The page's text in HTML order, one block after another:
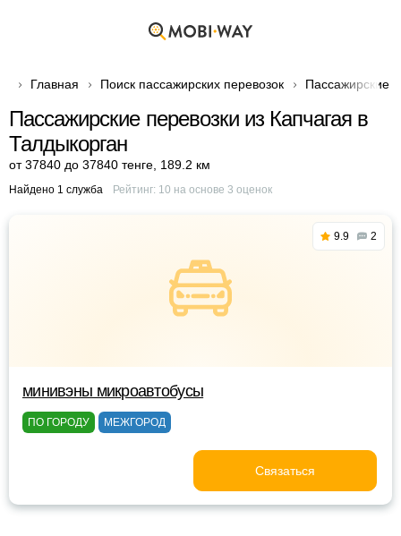
Главная Поиск пассажирских перевозок Пассажирские
Пассажирские перевозки из Капчагая в
Талдыкорган
от 37840 до 37840 тенге 189.2 км
Найдено 1 служба Рейтинг: 10 на основе 3 оценок
9.9 2
минивэны микроавтобусы
ПО ГОРОДУ МЕЖГОРОД
Связаться